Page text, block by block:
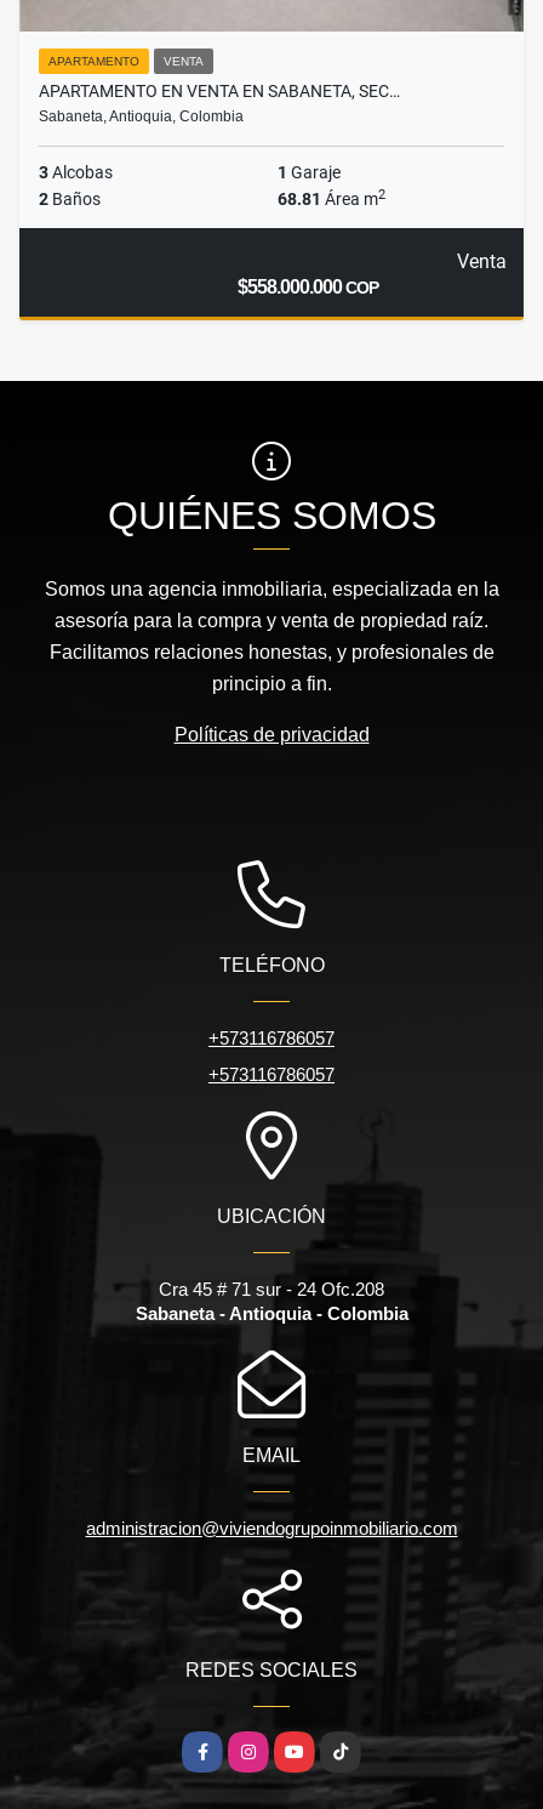
APARTAMENTO VENTA
APARTAMENTO EN VENTA EN SABANETA, SEC…
Sabaneta, Antioquia, Colombia
3Alcobas 1 Garaje
2 Baños 68.81 Área m2
Venta
$558.000.000COP
QUIÉNES SOMOS
Somos una agencia inmobiliaria, especializada en la
asesoría para la compra y venta de propiedad raíz.
Facilitamos relaciones honestas, y profesionales de
principio a fin.
Políticas de privacidad
TELÉFONO
+573116786057
+573116786057
UBICACIÓN
Cra 45 # 71 sur - 24 Ofc.208
Sabaneta - Antioquia - Colombia
EMAIL
administracion@viviendogrupoinmobiliario.com
REDES SOCIALES
FacebookInstagramYouTubeTikTok